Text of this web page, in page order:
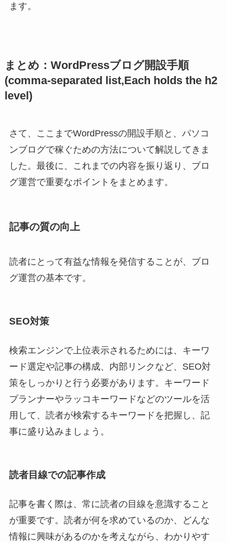
ます。
まとめ：WordPressブログ開設手順
(comma-separated list,Each holds the h2
level)
さて、ここまでWordPressの開設手順と、パソコ
ンブログで稼ぐための方法について解説してきま
した。最後に、これまでの内容を振り返り、ブロ
グ運営で重要なポイントをまとめます。
記事の質の向上
読者にとって有益な情報を発信することが、ブロ
グ運営の基本です。
SEO対策
検索エンジンで上位表示されるためには、キーワ
ード選定や記事の構成、内部リンクなど、SEO対
策をしっかりと行う必要があります。キーワード
プランナーやラッコキーワードなどのツールを活
用して、読者が検索するキーワードを把握し、記
事に盛り込みましょう。
読者目線での記事作成
記事を書く際は、常に読者の目線を意識すること
が重要です。読者が何を求めているのか、どんな
情報に興味があるのかを考えながら、わかりやす